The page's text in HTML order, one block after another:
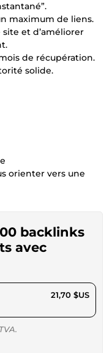
maximum de liens.
et d’améliorer
de récupération.
solide.
orienter vers une
backlinks
avec
21,70 $US